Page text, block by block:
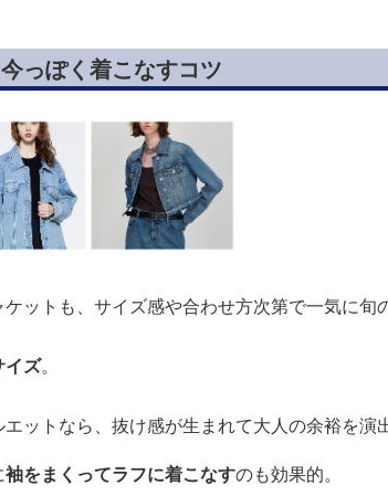
っぽく着こなすコツ
ットも、サイズ感や合わせ方次第で一気に旬
イズ。
ットなら、抜け感が生まれて大人の余裕を演
袖をまくってラフに着こなすのも効果的。